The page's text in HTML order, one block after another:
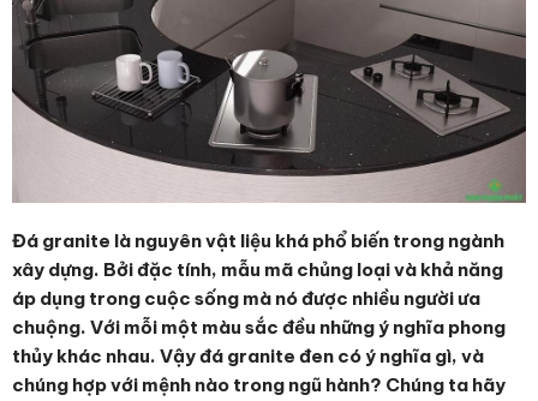
Đá granite là nguyên vật liệu khá phổ biến trong ngành
xây dựng. Bởi đặc tính, mẫu mã chủng loại và khả năng
áp dụng trong cuộc sống mà nó được nhiều người ưa
chuộng. Với mỗi một màu sắc đều những ý nghĩa phong
thủy khác nhau. Vậy đá granite đen có ý nghĩa gì, và
chúng hợp với mệnh nào trong ngũ hành? Chúng ta hãy